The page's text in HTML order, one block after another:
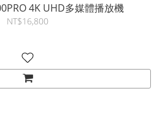
4K UHD多媒體播放機
NT$16,800